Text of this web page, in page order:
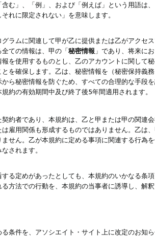
む」、「例」、および「例えば」という用語は
れに限定されない」を意味します。
ラムに関連して甲が乙に提供または乙がアクセ
ての情報は、甲の「秘密情報 」であり、将来に
を使用するものとし、乙のアカウントに関して
を確保します。乙は、秘密情報を（秘密保持義
ら秘密情報を防ぐため、すべての合理的な手段
約の有効期間中及び終了後5年間適用されます。
約者であり、本規約は、乙と甲または甲の関連
雇用関係も形成するものではありません。乙は
せん。乙が本規約に定める事項に関連する行為
されます。
る定めがあったとしても、本規約のいかなる条
方法での行動を、本規約の当事者に誘導し、解
条件を、アソシエイト・サイト上に改定のお知